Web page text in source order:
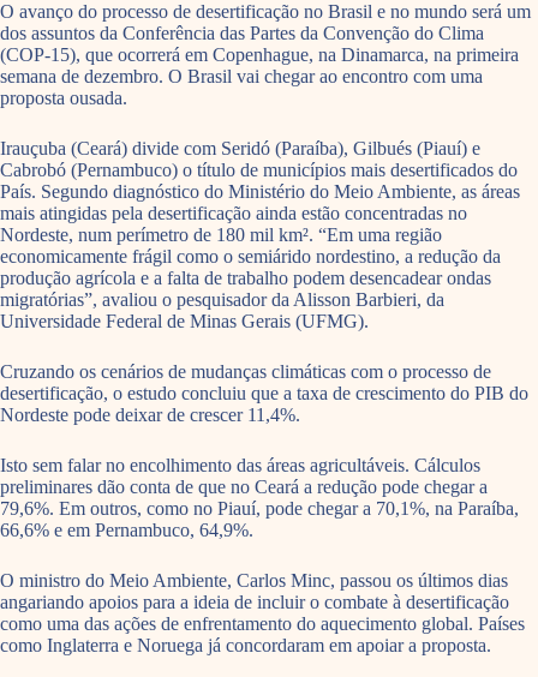
O avanço do processo de desertificação no Brasil e no mundo será um
dos assuntos da Conferência das Partes da Convenção do Clima
(COP-15), que ocorrerá em Copenhague, na Dinamarca, na primeira
semana de dezembro. O Brasil vai chegar ao encontro com uma
proposta ousada.
Irauçuba (Ceará) divide com Seridó (Paraíba), Gilbués (Piauí) e
Cabrobó (Pernambuco) o título de municípios mais desertificados do
País. Segundo diagnóstico do Ministério do Meio Ambiente, as áreas
mais atingidas pela desertificação ainda estão concentradas no
Nordeste, num perímetro de 180 mil km². “Em uma região
economicamente frágil como o semiárido nordestino, a redução da
produção agrícola e a falta de trabalho podem desencadear ondas
migratórias”, avaliou o pesquisador da Alisson Barbieri, da
Universidade Federal de Minas Gerais (UFMG).
Cruzando os cenários de mudanças climáticas com o processo de
desertificação, o estudo concluiu que a taxa de crescimento do PIB do
Nordeste pode deixar de crescer 11,4%.
Isto sem falar no encolhimento das áreas agricultáveis. Cálculos
preliminares dão conta de que no Ceará a redução pode chegar a
79,6%. Em outros, como no Piauí, pode chegar a 70,1%, na Paraíba,
66,6% e em Pernambuco, 64,9%.
O ministro do Meio Ambiente, Carlos Minc, passou os últimos dias
angariando apoios para a ideia de incluir o combate à desertificação
como uma das ações de enfrentamento do aquecimento global. Países
como Inglaterra e Noruega já concordaram em apoiar a proposta.